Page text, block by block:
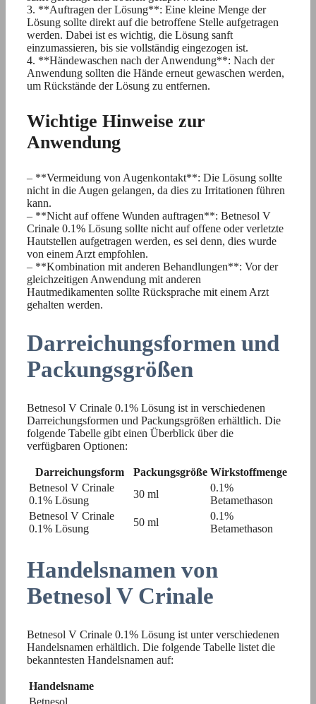
3. **Auftragen der Lösung**: Eine kleine Menge der
Lösung sollte direkt auf die betroffene Stelle aufgetragen
werden. Dabei ist es wichtig, die Lösung sanft
einzumassieren, bis sie vollständig eingezogen ist.
4. **Händewaschen nach der Anwendung**: Nach der
Anwendung sollten die Hände erneut gewaschen werden,
um Rückstände der Lösung zu entfernen.
Wichtige Hinweise zur
Anwendung
– **Vermeidung von Augenkontakt**: Die Lösung sollte
nicht in die Augen gelangen, da dies zu Irritationen führen
kann.
– **Nicht auf offene Wunden auftragen**: Betnesol V
Crinale 0.1% Lösung sollte nicht auf offene oder verletzte
Hautstellen aufgetragen werden, es sei denn, dies wurde
von einem Arzt empfohlen.
– **Kombination mit anderen Behandlungen**: Vor der
gleichzeitigen Anwendung mit anderen
Hautmedikamenten sollte Rücksprache mit einem Arzt
gehalten werden.
Darreichungsformen und
Packungsgrößen
Betnesol V Crinale 0.1% Lösung ist in verschiedenen
Darreichungsformen und Packungsgrößen erhältlich. Die
folgende Tabelle gibt einen Überblick über die
verfügbaren Optionen:
Darreichungsform Packungsgröße Wirkstoffmenge
Betnesol V Crinale
0.1% Lösung
30 ml
0.1%
Betamethason
Betnesol V Crinale
0.1% Lösung
50 ml
0.1%
Betamethason
Handelsnamen von
Betnesol V Crinale
Betnesol V Crinale 0.1% Lösung ist unter verschiedenen
Handelsnamen erhältlich. Die folgende Tabelle listet die
bekanntesten Handelsnamen auf:
Handelsname
Betnesol